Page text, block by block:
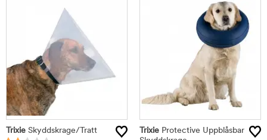
Trixie Skyddskrage/Tratt Trixie Protective Uppblåsbar